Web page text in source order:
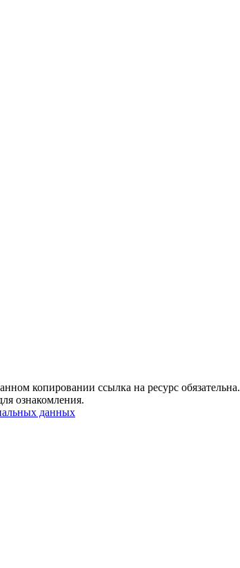
копировании ссылка на ресурс обязательна.
ознакомления.
данных